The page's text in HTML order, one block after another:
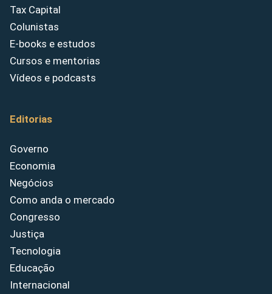
Tax Capital
Colunistas
E-books e estudos
Cursos e mentorias
Vídeos e podcasts
Editorias
Governo
Economia
Negócios
Como anda o mercado
Congresso
Justiça
Tecnologia
Educação
Internacional